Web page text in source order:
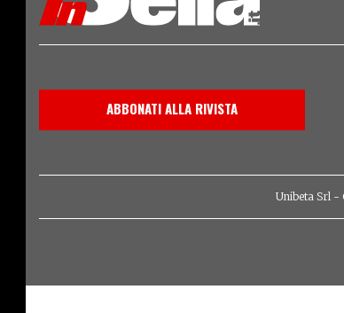
ABBONATI ALLA RIVISTA
Unibeta Srl -